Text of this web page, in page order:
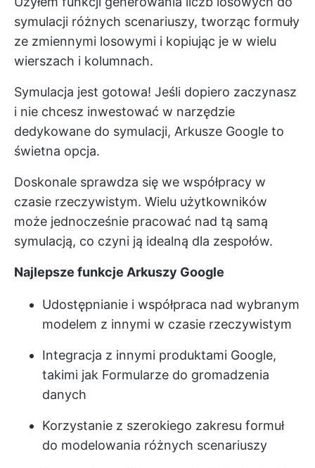
symulacji różnych scenariuszy, tworząc formuły
ze zmiennymi losowymi i kopiując je w wielu
wierszach i kolumnach.
Symulacja jest gotowa! Jeśli dopiero zaczynasz
i nie chcesz inwestować w narzędzie
dedykowane do symulacji, Arkusze Google to
świetna opcja.
Doskonale sprawdza się we współpracy w
czasie rzeczywistym. Wielu użytkowników
może jednocześnie pracować nad tą samą
symulacją, co czyni ją idealną dla zespołów.
Najlepsze funkcje Arkuszy Google
Udostępnianie i współpraca nad wybranym
modelem z innymi w czasie rzeczywistym
Integracja z innymi produktami Google,
takimi jak Formularze do gromadzenia
danych
Korzystanie z szerokiego zakresu formuł
do modelowania różnych scenariuszy